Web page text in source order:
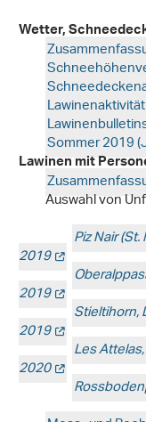
Wetter,
Lawinenaktivität
Sommer 2019
Lawinen mit
Auswahl von
Piz Nair
2019
2019
Stieltihorn,
2019
Les
2020